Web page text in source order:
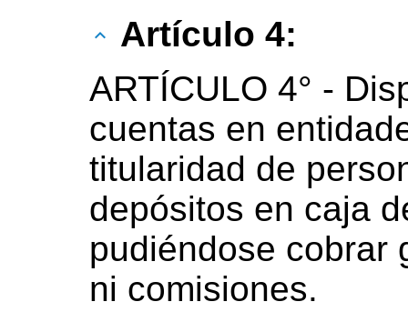
Artículo 4:
ARTÍCULO 4° -
cuentas en
titularidad de
depósitos en caja
pudiéndose cobrar
ni comisiones.